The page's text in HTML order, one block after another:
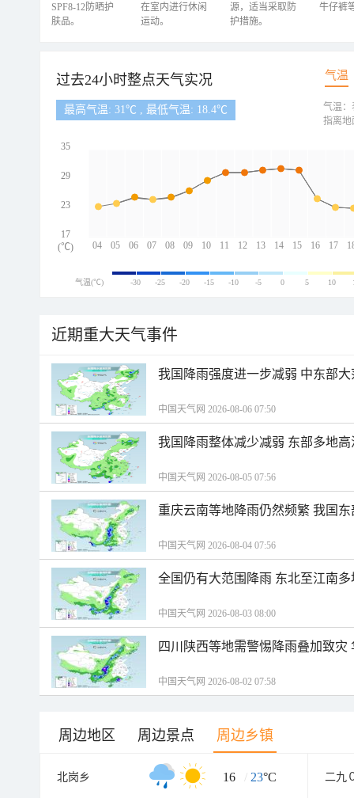
SPF8-12防晒护
肤品。
在室内进行休闲
运动。
源，适当采取防
护措施。
牛仔裤
过去24小时整点天气实况 气温
最高气温: 31℃ , 最低气温: 18.4℃
04 05 06 07 08 09 10 11 12 13 14 15 16 17
35
29
23
17
(℃)
气温：
指离地
气温(℃) -30 -25 -20 -15 -10 -5 0 5 10
近期重大天气事件
我国降雨强度进一步减弱 中东部
中国天气网 2026-08-06 07:50
我国降雨整体减少减弱 东部多地
中国天气网 2026-08-05 07:56
重庆云南等地降雨仍然频繁 我国
中国天气网 2026-08-04 07:56
全国仍有大范围降雨 东北至江南
中国天气网 2026-08-03 08:00
四川陕西等地需警惕降雨叠加致
中国天气网 2026-08-02 07:58
周边地区 周边景点 周边乡镇
北岗乡 16 / 23°C 二九